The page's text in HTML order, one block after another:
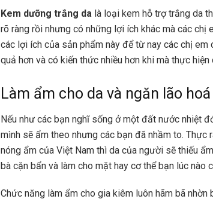
Kem dưỡng trắng da là loại kem hỗ trợ trắng da
rõ ràng rồi nhưng có những lợi ích khác mà các chị
các lợi ích của sản phẩm này để từ nay các chị
quả hơn và có kiến thức nhiều hơn khi mà thực hiện
Làm ẩm cho da và ngăn lão
Nếu như các bạn nghĩ sống ở một đất nước nhiệt
mình sẽ ẩm theo nhưng các bạn đã nhầm to.
nóng ẩm của Việt Nam thì da của người sẽ thiếu
bà cặn bẩn và làm cho mặt hay cơ thể bạn lúc nào
Chức năng làm ẩm cho gia kiêm luôn hãm bã